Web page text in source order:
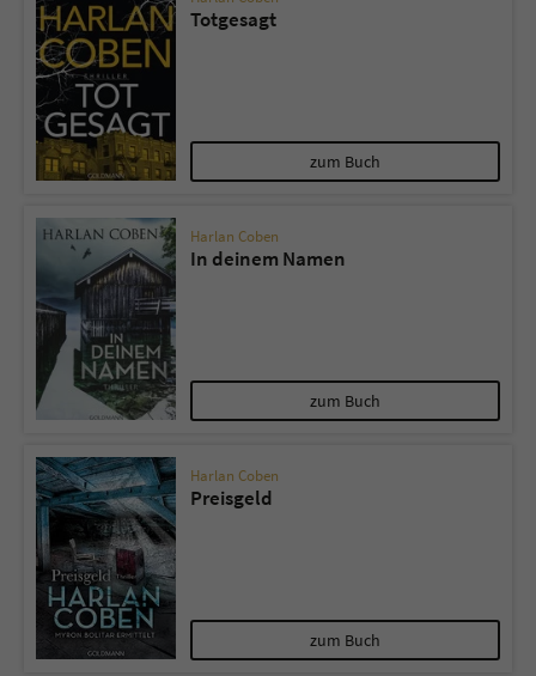
Totgesagt
zum Buch
Harlan Coben
In deinem Namen
zum Buch
Harlan Coben
Preisgeld
zum Buch